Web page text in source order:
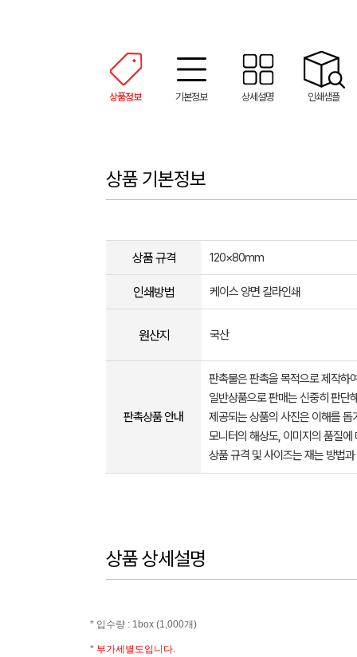
상품정보 기본정보 상세설명 인쇄샘플
상품 기본정보
상품 규격 120×80mm
인쇄방법 케이스 양면 칼라인쇄
원산지 국산
판촉상품 안내
판촉물은 판촉을 목적으로 제작하
일반상품으로 판매는 신중히 판단
제공되는 상품의 사진은 이해를
모니터의 해상도, 이미지의 품질
상품 규격 및 사이즈는 재는 방법
상품 상세설명
* 입수량 : 1box (1,000개)
* 부가세별도입니다.